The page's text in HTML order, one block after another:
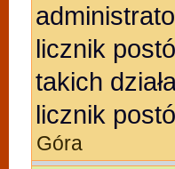
licznik
takich
licznik
Góra